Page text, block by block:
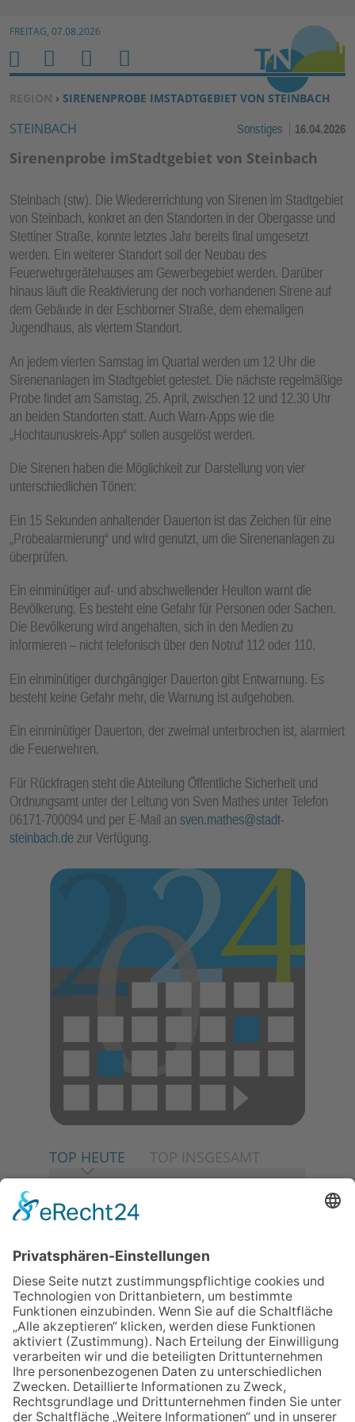
Zum Inhalt springen ↓
FREITAG, 07.08.2026
SIE BEFINDEN SICH HIER:
REGION › SIRENENPROBE IMSTADTGEBIET VON STEINBACH
STEINBACH Sonstiges 16.04.2026
Sirenenprobe imStadtgebiet von Steinbach
Steinbach (stw). Die Wiedererrichtung von Sirenen im Stadtgebiet
von Steinbach, konkret an den Standorten in der Obergasse und
Stettiner Straße, konnte letztes Jahr bereits final umgesetzt
werden. Ein weiterer Standort soll der Neubau des
Feuerwehrgerätehauses am Gewerbegebiet werden. Darüber
hinaus läuft die Reaktivierung der noch vorhandenen Sirene auf
dem Gebäude in der Eschborner Straße, dem ehemaligen
Jugendhaus, als viertem Standort.
An jedem vierten Samstag im Quartal werden um 12 Uhr die
Sirenenanlagen im Stadtgebiet getestet. Die nächste regelmäßige
Probe findet am Samstag, 25. April, zwischen 12 und 12.30 Uhr
an beiden Standorten statt. Auch Warn-Apps wie die
„Hochtaunuskreis-App“ sollen ausgelöst werden.
Die Sirenen haben die Möglichkeit zur Darstellung von vier
unterschiedlichen Tönen:
Ein 15 Sekunden anhaltender Dauerton ist das Zeichen für eine
„Probealarmierung“ und wird genutzt, um die Sirenenanlagen zu
überprüfen.
Ein einminütiger auf- und abschwellender Heulton warnt die
Bevölkerung. Es besteht eine Gefahr für Personen oder Sachen.
Die Bevölkerung wird angehalten, sich in den Medien zu
informieren – nicht telefonisch über den Notruf 112 oder 110.
Ein einminütiger durchgängiger Dauerton gibt Entwarnung. Es
besteht keine Gefahr mehr, die Warnung ist aufgehoben.
Ein einminütiger Dauerton, der zweimal unterbrochen ist, alarmiert
die Feuerwehren.
Für Rückfragen steht die Abteilung Öffentliche Sicherheit und
Ordnungsamt unter der Leitung von Sven Mathes unter Telefon
06171-700094 und per E-Mail an sven.mathes@stadt-
steinbach.dezur Verfügung.
TOP HEUTE TOP INSGESAMT
30.07.2026
Ganz Niederhöchstadt wird zur
Festmeile
06.08.2026
Baustellenführung führt auch in
die Zukunft der Stadt
Königstein
06.08.2026
Klinikforum zum Thema
Karpaltunnelsyndrom
06.08.2026
Gewinnspiel zum Start ins
H
O
M
E
M
E
N
U
S
U
E
B
E
T
E
R
F
U
N
K
TI
O
N
E
N